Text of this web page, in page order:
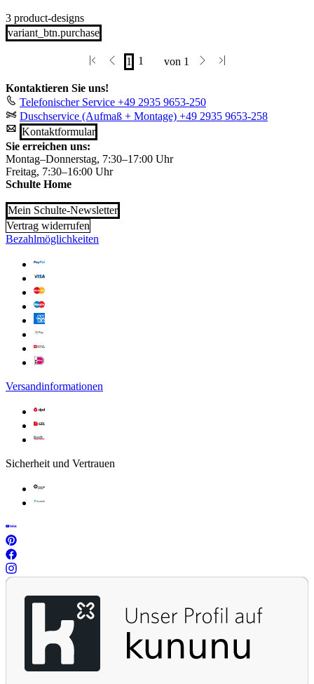
3 product-designs
variant_btn.purchase
Kontaktieren Sie uns!
Telefonischer Service +49 2935 9653-250
Duschservice (Aufmaß + Montage) +49 2935 9653-258
Kontaktformular
Sie erreichen uns:
Montag–Donnerstag, 7:30–17:00 Uhr
Freitag, 7:30–16:00 Uhr
Schulte Home
Mein Schulte-Newsletter
Vertrag widerrufen
Bezahlmöglichkeiten
Versandinformationen
Sicherheit und Vertrauen